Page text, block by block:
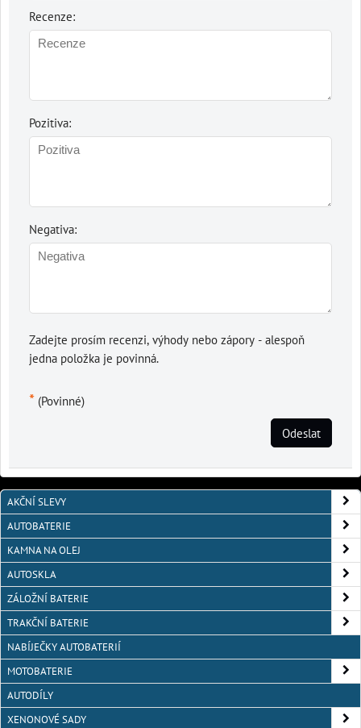
Recenze:
Pozitiva:
Negativa:
Zadejte prosím recenzi, výhody nebo zápory - alespoň
jedna položka je povinná.
* (Povinné)
Odeslat
AKČNÍ SLEVY
AUTOBATERIE
KAMNA NA OLEJ
AUTOSKLA
ZÁLOŽNÍ BATERIE
TRAKČNÍ BATERIE
NABÍJEČKY AUTOBATERIÍ
MOTOBATERIE
AUTODÍLY
XENONOVÉ SADY